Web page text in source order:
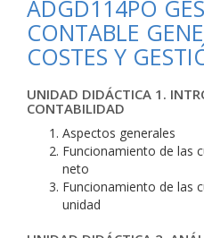
ADGD114PO
CONTABLE
COSTES Y
UNIDAD DIDÁCTICA 1.
CONTABILIDAD
Aspectos generales
Funcionamiento de las
neto
Funcionamiento de las
unidad